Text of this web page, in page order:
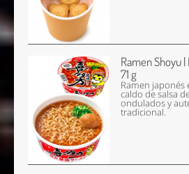
Ramen Shoyu
71 g
Ramen japonés
caldo de salsa
ondulados y
tradicional.